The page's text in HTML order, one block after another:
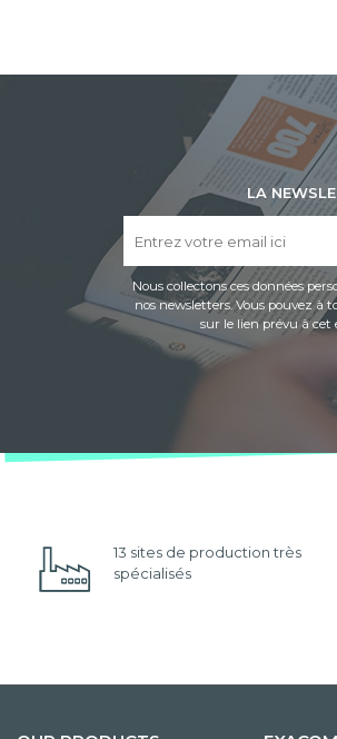
LA
Nous collectons ces données
nos newsletters. Vous pouvez
sur le lien prévu à cet
13 sites de production très
spécialisés